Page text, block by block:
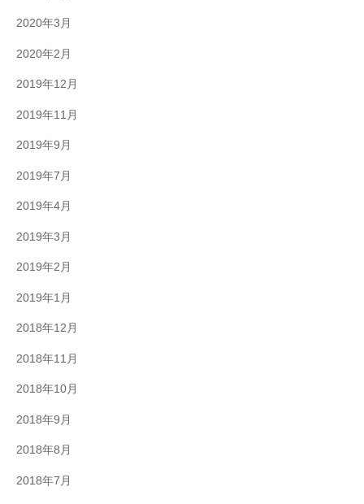
2020年3月
2020年2月
2019年12月
2019年11月
2019年9月
2019年7月
2019年4月
2019年3月
2019年2月
2019年1月
2018年12月
2018年11月
2018年10月
2018年9月
2018年8月
2018年7月